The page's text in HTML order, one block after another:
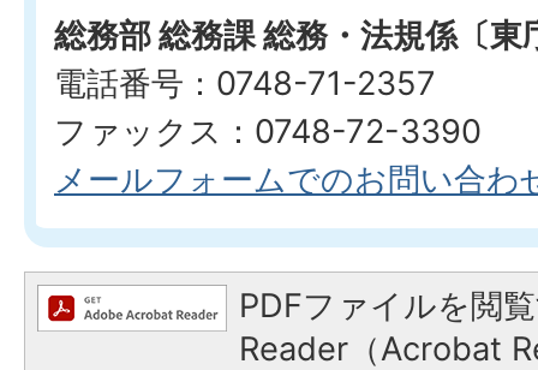
総務部 総務課 総務・法規係〔東
電話番号：0748-71-2357
ファックス：0748-72-3390
メールフォームでのお問い合わ
PDFファイルを閲
Reader（Acrobat